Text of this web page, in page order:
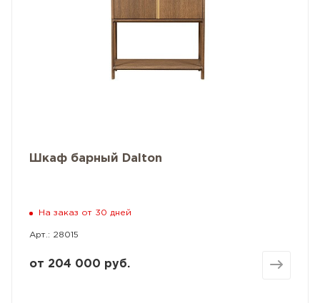
Шкаф барный Dalton
На заказ от 30 дней
Арт.: 28015
от 204 000 руб.